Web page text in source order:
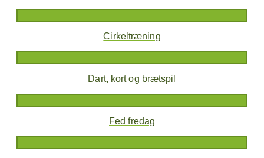
Cirkeltræning
Dart, kort og brætspil
Fed fredag